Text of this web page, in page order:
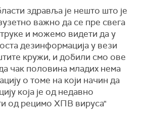
здравља је нешто што је
важно да се пре свега
и можемо видети да у
дезинформација у вези
кружи, и добили смо ове
чак половина младих нема
о томе на који начин да
која је од недавно
од рецимо ХПВ вируса"